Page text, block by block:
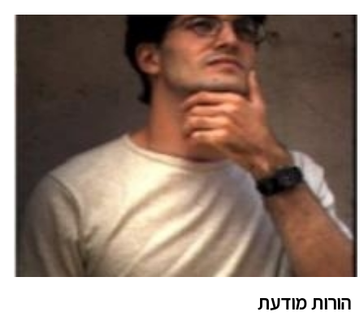
הורות מודעת